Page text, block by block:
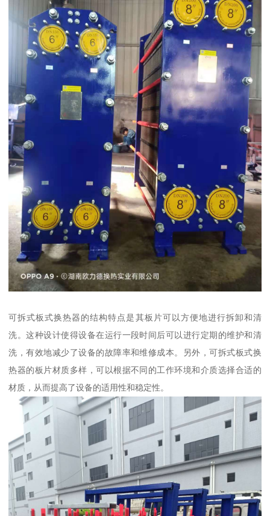
可拆式板式换热器的结构特点是其板片可以方便地进行拆卸和清
洗。这种设计使得设备在运行一段时间后可以进行定期的维护和清
洗，有效地减少了设备的故障率和维修成本。另外，可拆式板式换
热器的板片材质多样，可以根据不同的工作环境和介质选择合适的
材质，从而提高了设备的适用性和稳定性。